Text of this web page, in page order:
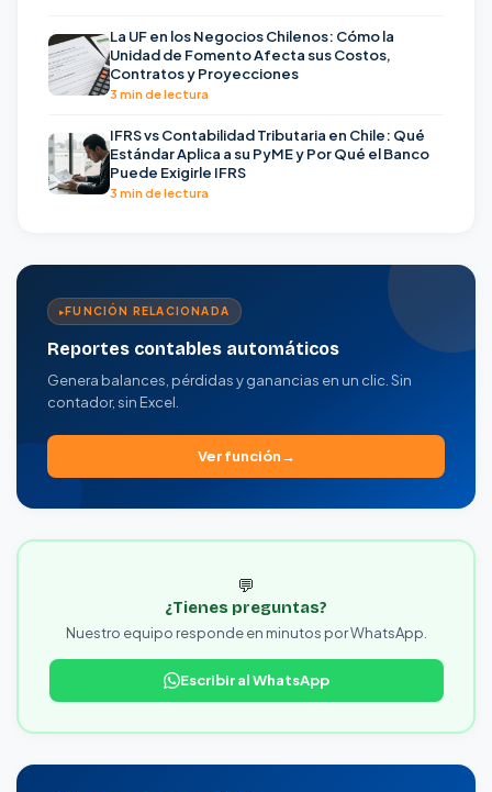
La UF en los Negocios Chilenos: Cómo la
Unidad de Fomento Afecta sus Costos,
Contratos y Proyecciones
3 min de lectura
IFRS vs Contabilidad Tributaria en Chile: Qué
Estándar Aplica a su PyME y Por Qué el Banco
Puede Exigirle IFRS
3 min de lectura
FUNCIÓN RELACIONADA
Reportes contables automáticos
Genera balances, pérdidas y ganancias en un clic. Sin
contador, sin Excel.
Ver función
💬
¿Tienes preguntas?
Nuestro equipo responde en minutos por WhatsApp.
Escribir al WhatsApp